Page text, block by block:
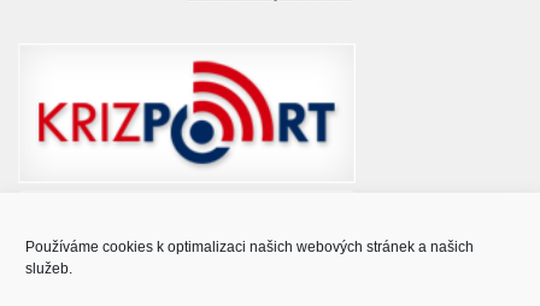
Používáme cookies k optimalizaci našich webových stránek a našich
služeb.